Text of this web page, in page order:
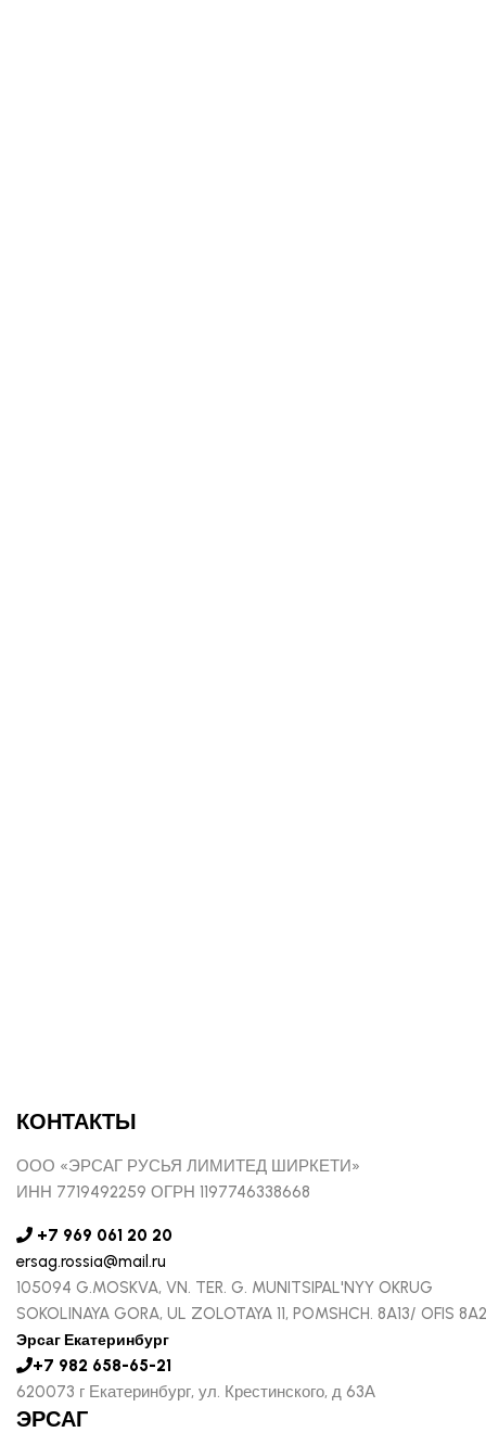
КОНТАКТЫ
ООО «ЭРСАГ РУСЬЯ ЛИМИТЕД ШИРКЕТИ»
ИНН 7719492259 ОГРН 1197746338668
+7 969 061 20 20
ersag.rossia@mail.ru
105094 G.MOSKVA, VN. TER. G. MUNITSIPAL'NYY OKRUG
SOKOLINAYA GORA, UL ZOLOTAYA 11, POMSHCH. 8A13/ OFIS
Эрсаг Екатеринбург
+7 982 658-65-21
620073 г Екатеринбург, ул. Крестинского, д 63А
ЭРСАГ